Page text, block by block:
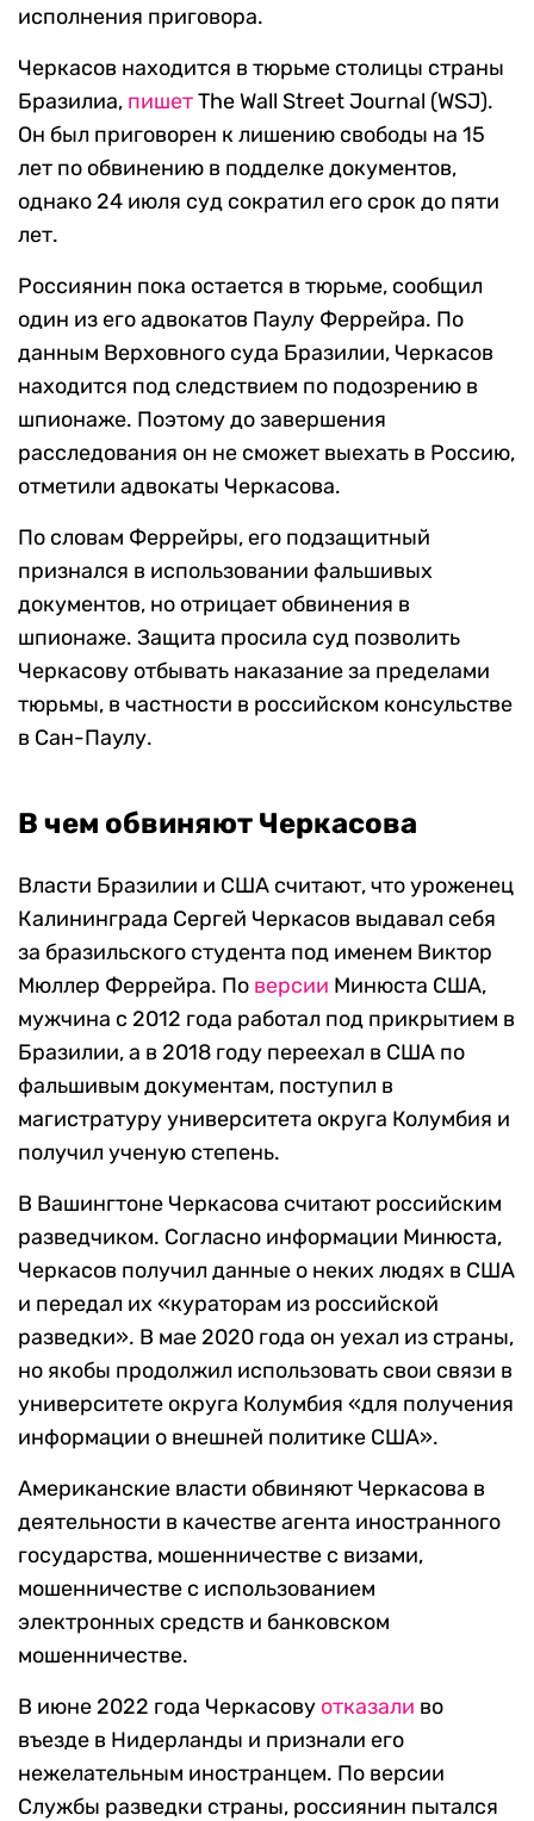
исполнения приговора.
Черкасов находится в тюрьме столицы страны
Бразилиа, пишетThe Wall Street Journal (WSJ).
Он был приговорен к лишению свободы на 15
лет по обвинению в подделке документов,
однако 24 июля суд сократил его срок до пяти
лет.
Россиянин пока остается в тюрьме, сообщил
один из его адвокатов Паулу Феррейра. По
данным Верховного суда Бразилии, Черкасов
находится под следствием по подозрению в
шпионаже. Поэтому до завершения
расследования он не сможет выехать в Россию,
отметили адвокаты Черкасова.
По словам Феррейры, его подзащитный
признался в использовании фальшивых
документов, но отрицает обвинения в
шпионаже. Защита просила суд позволить
Черкасову отбывать наказание за пределами
тюрьмы, в частности в российском консульстве
в Сан-Паулу.
В чем обвиняют Черкасова
Власти Бразилии и США считают, что уроженец
Калининграда Сергей Черкасов выдавал себя
за бразильского студента под именем Виктор
Мюллер Феррейра. По версии Минюста США,
мужчина с 2012 года работал под прикрытием в
Бразилии, а в 2018 году переехал в США по
фальшивым документам, поступил в
магистратуру университета округа Колумбия и
получил ученую степень.
В Вашингтоне Черкасова считают российским
разведчиком. Согласно информации Минюста,
Черкасов получил данные о неких людях в США
и передал их «кураторам из российской
разведки». В мае 2020 года он уехал из страны,
но якобы продолжил использовать свои связи в
университете округа Колумбия «для получения
информации о внешней политике США».
Американские власти обвиняют Черкасова в
деятельности в качестве агента иностранного
государства, мошенничестве с визами,
мошенничестве с использованием
электронных средств и банковском
мошенничестве.
В июне 2022 года Черкасову отказали во
въезде в Нидерланды и признали его
нежелательным иностранцем. По версии
Службы разведки страны, россиянин пытался